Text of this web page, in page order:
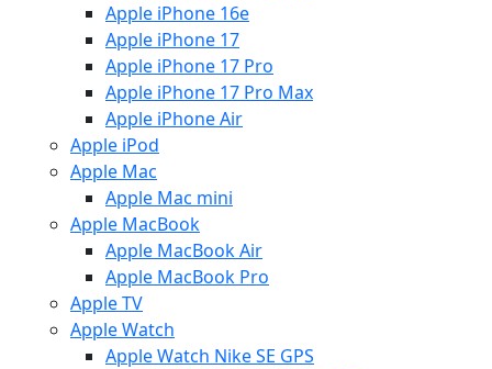
Apple iPhone 16e
Apple iPhone 17
Apple iPhone 17 Pro
Apple iPhone 17 Pro Max
Apple iPhone Air
Apple iPod
Apple Mac
Apple Mac mini
Apple MacBook
Apple MacBook Air
Apple MacBook Pro
Apple TV
Apple Watch
Apple Watch Nike SE GPS